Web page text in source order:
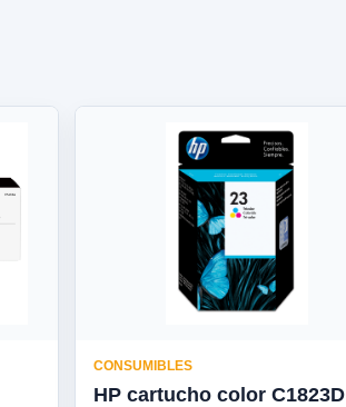
CONSUMIBLES
HP cartucho color C1823D